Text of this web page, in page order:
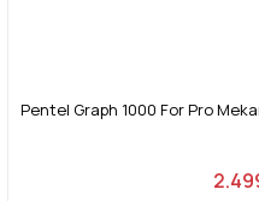
Pentel Graph 1000 For Pro